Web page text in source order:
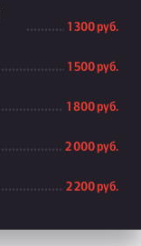
1 300 руб.
1 500 руб.
1 800 руб.
2 000 руб.
2 200 руб.